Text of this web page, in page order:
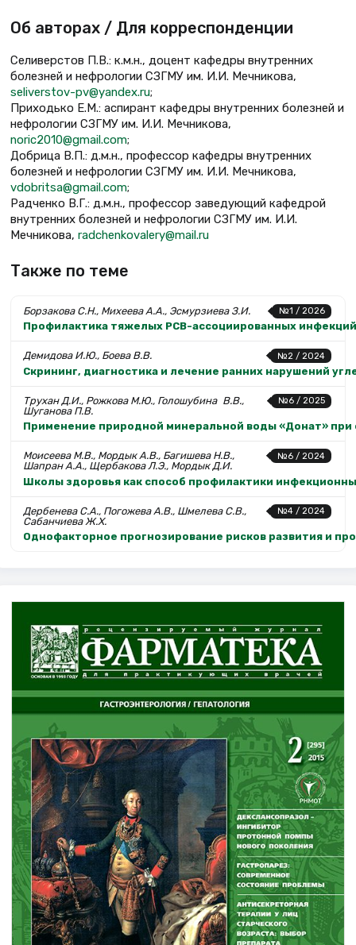
Об авторах / Для корреспонденции
Селиверстов П.В.: к.м.н., доцент кафедры внутренних
болезней и нефрологии СЗГМУ им. И.И. Мечникова,
seliverstov-pv@yandex.ru;
Приходько Е.М.: аспирант кафедры внутренних болезней и
нефрологии СЗГМУ им. И.И. Мечникова,
noric2010@gmail.com;
Добрица В.П.: д.м.н., профессор кафедры внутренних
болезней и нефрологии СЗГМУ им. И.И. Мечникова,
vdobritsa@gmail.com;
Радченко В.Г.: д.м.н., профессор заведующий кафедрой
внутренних болезней и нефрологии СЗГМУ им. И.И.
Мечникова, radchenkovalery@mail.ru
Также по теме
№1 / 2026
Борзакова С.Н., Михеева А.А., Эсмурзиева З.И.
Профилактика тяжелых РСВ-ассоциированных
№2 / 2024
Демидова И.Ю., Боева В.В.
Скрининг, диагностика и лечение ранних нарушений
№6 / 2025
Трухан Д.И., Рожкова М.Ю., Голошубина В.В.,
Шуганова П.В.
Применение природной минеральной воды «Донат» при
№6 / 2024
Моисеева М.В., Мордык А.В., Багишева Н.В.,
Шапран А.А., Щербакова Л.Э., Мордык Д.И.
Школы здоровья как способ профилактики
№4 / 2024
Дербенева С.А., Погожева А.В., Шмелева С.В.,
Сабанчиева Ж.Х.
Однофакторное прогнозирование рисков развития и